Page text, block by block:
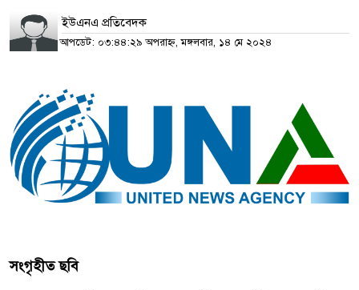
ইউএনএ প্রতিবেদক
আপডেট: ০৩:৪৪:২৯ অপরাহ্ন, মঙ্গলবার, ১৪ মে ২০২৪
সংগৃহীত ছবি